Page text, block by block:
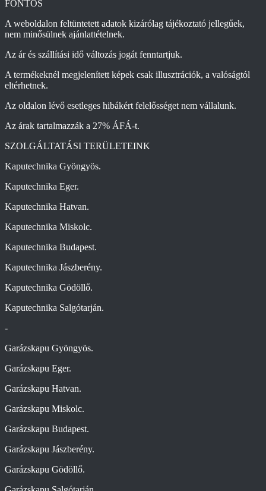
FONTOS
A weboldalon feltüntetett adatok kizárólag tájékoztató jellegűek,
nem minősülnek ajánlattételnek.
Az ár és szállítási idő változás jogát fenntartjuk.
A termékeknél megjelenített képek csak illusztrációk, a valóságtól
eltérhetnek.
Az oldalon lévő esetleges hibákért felelősséget nem vállalunk.
Az árak tartalmazzák a 27% ÁFÁ-t.
SZOLGÁLTATÁSI TERÜLETEINK
Kaputechnika Gyöngyös.
Kaputechnika Eger.
Kaputechnika Hatvan.
Kaputechnika Miskolc.
Kaputechnika Budapest.
Kaputechnika Jászberény.
Kaputechnika Gödöllő.
Kaputechnika Salgótarján.
-
Garázskapu Gyöngyös.
Garázskapu Eger.
Garázskapu Hatvan.
Garázskapu Miskolc.
Garázskapu Budapest.
Garázskapu Jászberény.
Garázskapu Gödöllő.